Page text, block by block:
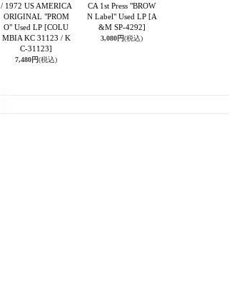
/ 1972 US AMERICA
ORIGINAL "PROM
O" Used LP [COLU
MBIA KC 31123 / K
C-31123]
7,480円(税込)
CA 1st Press "BROW
N Label" Used LP [A
&M SP-4292]
3,080円(税込)